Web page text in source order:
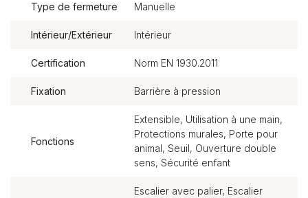
Type de fermeture Manuelle
Intérieur/Extérieur Intérieur
Certification Norm EN 1930.2011
Fixation Barrière à pression
Fonctions
Extensible, Utilisation à une main,
Protections murales, Porte pour
animal, Seuil, Ouverture double
sens, Sécurité enfant
Escalier avec palier, Escalier